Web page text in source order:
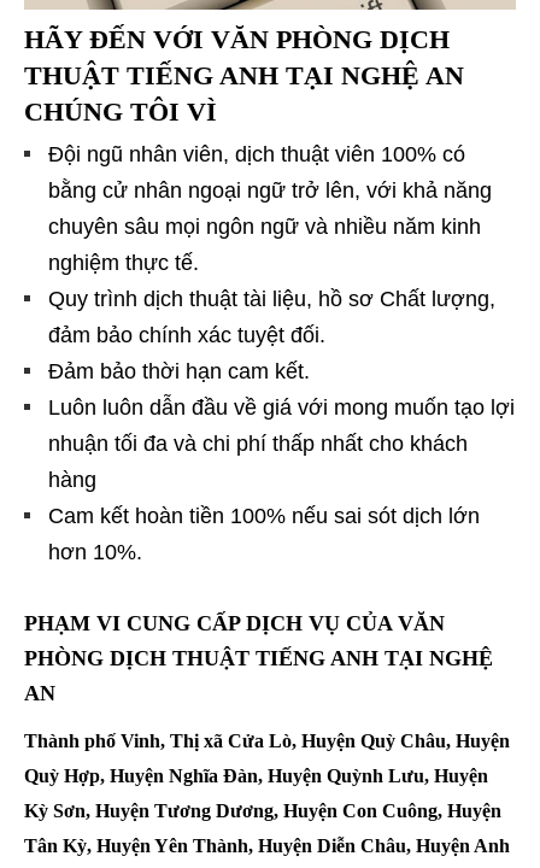
HÃY ĐẾN VỚI VĂN PHÒNG DỊCH
THUẬT TIẾNG ANH TẠI NGHỆ AN
CHÚNG TÔI VÌ
Đội ngũ nhân viên, dịch thuật viên 100% có
bằng cử nhân ngoại ngữ trở lên, với khả năng
chuyên sâu mọi ngôn ngữ và nhiều năm kinh
nghiệm thực tế.
Quy trình dịch thuật tài liệu, hồ sơ Chất lượng,
đảm bảo chính xác tuyệt đối.
Đảm bảo thời hạn cam kết.
Luôn luôn dẫn đầu về giá với mong muốn tạo lợi
nhuận tối đa và chi phí thấp nhất cho khách
hàng
Cam kết hoàn tiền 100% nếu sai sót dịch lớn
hơn 10%.
PHẠM VI CUNG CẤP DỊCH VỤ CỦA VĂN
PHÒNG DỊCH THUẬT TIẾNG ANH TẠI NGHỆ
AN
Thành phố Vinh, Thị xã Cửa Lò, Huyện Quỳ Châu, Huyện
Quỳ Hợp, Huyện Nghĩa Đàn, Huyện Quỳnh Lưu, Huyện
Kỳ Sơn, Huyện Tương Dương, Huyện Con Cuông, Huyện
Tân Kỳ, Huyện Yên Thành, Huyện Diễn Châu, Huyện Anh